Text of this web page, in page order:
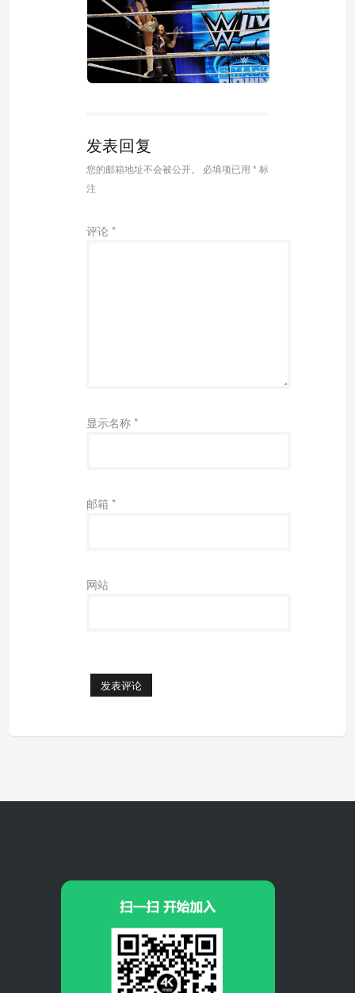
发表回复
您的邮箱地址不会被公开。 必填项已用 * 标
注
评论 *
显示名称 *
邮箱 *
网站